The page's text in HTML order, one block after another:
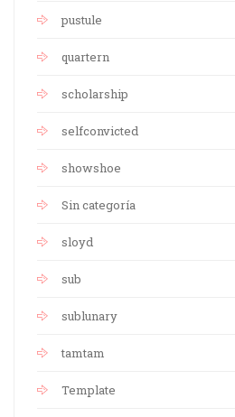
pustule
quartern
scholarship
selfconvicted
showshoe
Sin categoría
sloyd
sub
sublunary
tamtam
Template